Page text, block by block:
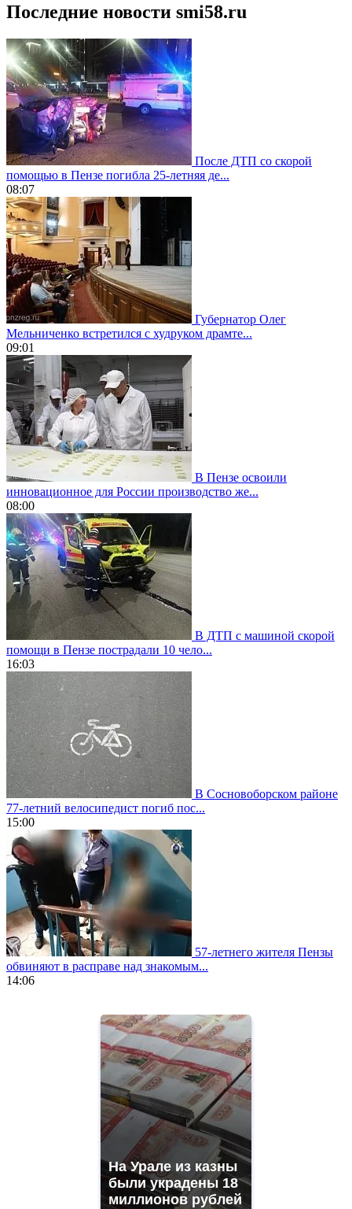
Последние новости smi58.ru
После ДТП со скорой
помощью в Пензе погибла 25-летняя де...
08:07
Губернатор Олег
Мельниченко встретился с худруком драмте...
09:01
В Пензе освоили
инновационное для России производство же...
08:00
В ДТП с машиной скорой
помощи в Пензе пострадали 10 чело...
16:03
В Сосновоборском районе
77-летний велосипедист погиб пос...
15:00
57-летнего жителя Пензы
обвиняют в расправе над знакомым...
14:06
https://gradewatches.to/
На Урале из казны
были украдены 18
миллионов рублей